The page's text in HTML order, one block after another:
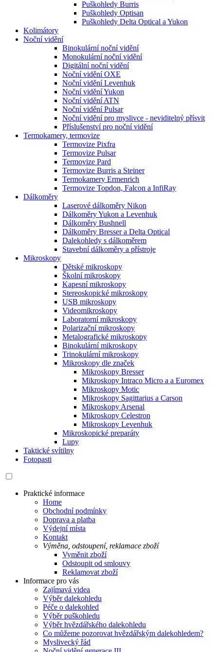
Puškohledy Burris
Puškohledy Optisan
Puškohledy Delta Optical a Yukon
Kolimátory
Noční vidění
Binokulární noční vidění
Monokulární noční vidění
Digitální noční vidění
Noční vidění OXE
Noční vidění Levenhuk
Noční vidění Yukon
Noční vidění ATN
Noční vidění Pulsar
Noční vidění pro myslivce - neviditelný přísvit
Příslušenství pro noční vidění
Termokamery, termovize
Termovize Pixfra
Termovize Pulsar
Termovize Pard
Termovize Burris a Steiner
Termokamery Ermenrich
Termovize Topdon, Falcon a InfiRay
Dálkoměry
Laserové dálkoměry Nikon
Dálkoměry Yukon a Levenhuk
Dálkoměry Bushnell
Dálkoměry Bresser a Delta Optical
Dalekohledy s dálkoměrem
Stavební dálkoměry a přístroje
Mikroskopy
Dětské mikroskopy
Školní mikroskopy
Kapesní mikroskopy
Stereoskopické mikroskopy
USB mikroskopy
Videomikroskopy
Laboratorní mikroskopy
Polarizační mikroskopy
Metalografické mikroskopy
Binokulární mikroskopy
Trinokulární mikroskopy
Mikroskopy dle značek
Mikroskopy Bresser
Mikroskopy Intraco Micro a a Euromex
Mikroskopy Motic
Mikroskopy Sagittarius a Carson
Mikroskopy Arsenal
Mikroskopy Celestron
Mikroskopy Levenhuk
Mikroskopické preparáty
Lupy
Taktické svítilny
Fotopasti
Praktické informace
Home
Obchodní podmínky
Doprava a platba
Výdejní místa
Kontakt
Výměna, odstoupení, reklamace zboží
Vyměnit zboží
Odstoupit od smlouvy
Reklamovat zboží
Informace pro vás
Zajímavá videa
Výběr dalekohledu
Péče o dalekohled
Výběr puškohledu
Výběr hvězdářského dalekohledu
Co můžeme pozorovat hvězdářským dalekohledem?
Myslivecký řád